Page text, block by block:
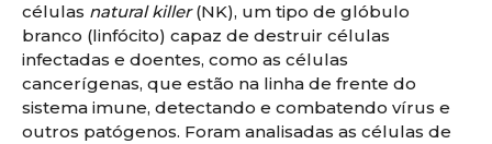
células natural killer(NK), um tipo de glóbulo
branco (linfócito) capaz de destruir células
infectadas e doentes, como as células
cancerígenas, que estão na linha de frente do
sistema imune, detectando e combatendo vírus e
outros patógenos. Foram analisadas as células de